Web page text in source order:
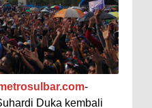
-
Duka kembali